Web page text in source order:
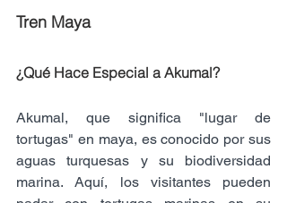
Tren Maya
¿Qué Hace Especial a Akumal?
Akumal, que significa "lugar de
tortugas" en maya, es conocido por sus
aguas turquesas y su biodiversidad
marina. Aquí, los visitantes pueden